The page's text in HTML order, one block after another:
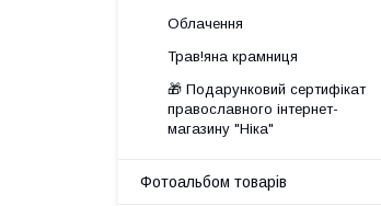
Облачення
Трав!яна крамниця
🎁 Подарунковий сертифікат
православного інтернет-
магазину "Ніка"
Фотоальбом товарів